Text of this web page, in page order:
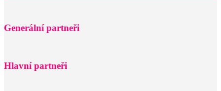
Generální partneři
Hlavní partneři